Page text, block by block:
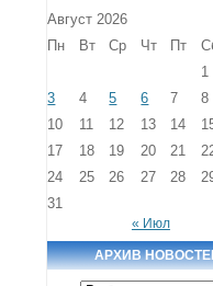
Август 2026
Пн
Вт Ср Чт Пт
1
3
4 5 6 7
8
10
11 12 13 14
17
18 19 20 21
24
25 26 27 28
31
« Июл
АРХИВ